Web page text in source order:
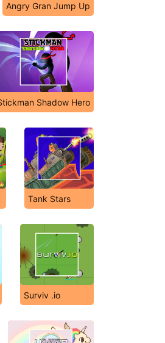
Angry Gran Jump Up
Shadow Hero
Tank Stars
Surviv .io